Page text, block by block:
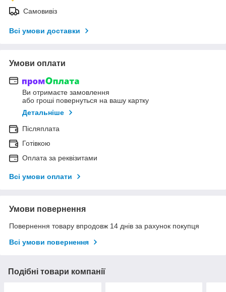
Самовивіз
Всі умови доставки
Умови оплати
Ви отримаєте замовлення
або гроші повернуться на вашу картку
Детальніше
Післяплата
Готівкою
Оплата за реквізитами
Всі умови оплати
Умови повернення
Повернення товару впродовж 14 днів за рахунок покупця
Всі умови повернення
Подібні товари компанії